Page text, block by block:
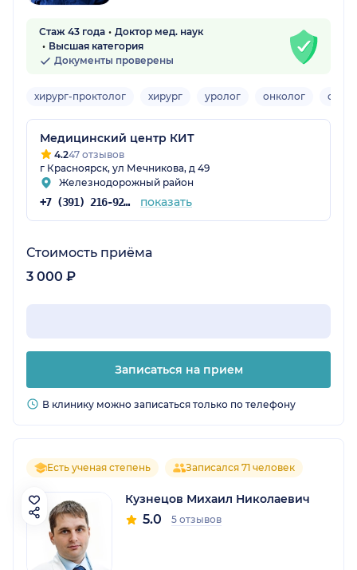
Стаж 43 года
Доктор мед. наук
Высшая категория
Документы проверены
хирург-проктолог хирург уролог онколог
Медицинский центр КИТ
4.247 отзывов
г Красноярск, ул Мечникова, д 49
Железнодорожный район
+7 (391) 216-92-73 показать
Стоимость приёма
3 000 ₽
Записаться на прием
В клинику можно записаться только по телефону
Есть ученая степень Записался 71 человек
Кузнецов Михаил Николаевич
5.0 5 отзывов